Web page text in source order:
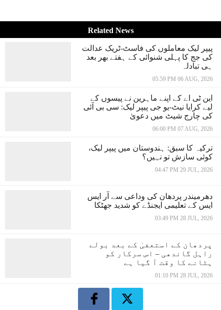
Related News
پیپر لیک معاملوں کی فاسٹ-ٹریک عدالت
کی جج کا پہلی شنوائی کے ہفتے بھر بعد
ہی تبادلہ
05:59 PM 06 AUG, 2026
این ٹی اے کے اپنے ماہرین نے پیسوں کے
لیے کرایا نیٹ-یو جی پیپر لیک: سی بی آئی
کی چارج شیٹ میں دعویٰ
06:00 PM 07 AUG, 2026
ترکیہ کا سبق: ہندوستان میں پیپر لیک،
کوئی سازش تو نہیں؟
04:47 PM 29 JUL, 2026
دھرمیندر پردھان کی وداعی سے آر ایس
ایس کے تعلیمی ایجنڈے کو شدید جھٹکا
03:49 PM 28 JUL, 2026
پردھان کے استعفیٰ کے بعد بولے
راہل گاندھی – اس سرکار کو
ہٹانے کا وقت آ گیا ہے
01:10 PM 28 JUL, 2026